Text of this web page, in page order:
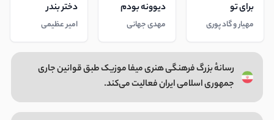
برای تو
مهیار و گاد پوری
دیوونه بودم
مهدی جهانی
دختر بندر
امیر عظیمی
رسانهٔ بزرگ فرهنگی هنری میفا موزیک طبق قوانین جاری
جمهوری اسلامی ایران فعالیت می‌کند.